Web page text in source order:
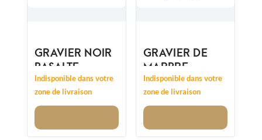
GRAVIER NOIR
BASALTE
14/20MM
CONCASSÉ
Indisponible dans votre
zone de livraison
GRAVIER DE
MARBRE
CRISTAL
CONCASSÉ
8/12MM
Indisponible dans votre
zone de livraison